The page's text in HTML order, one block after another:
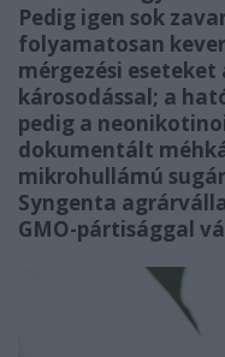
Pedig igen sok
folyamatosan
mérgezési eseteket
károsodással; a
pedig a
dokumentált
mikrohullámú
Syngenta
GMO-pártisággal